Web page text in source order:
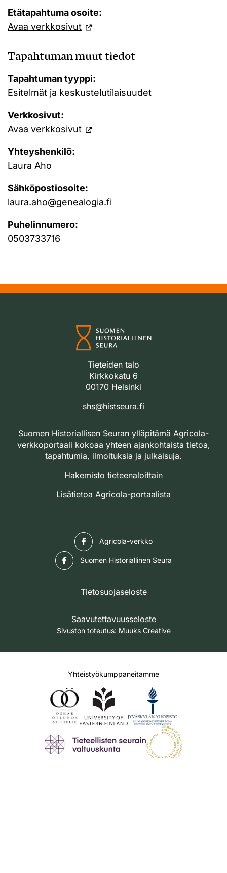
Etätapahtuma osoite:
Avaa verkkosivut
Tapahtuman muut tiedot
Tapahtuman tyyppi:
Esitelmät ja keskustelutilaisuudet
Verkkosivut:
Avaa verkkosivut
Yhteyshenkilö:
Laura Aho
Sähköpostiosoite:
laura.aho@genealogia.fi
Puhelinnumero:
0503733716
Tieteiden talo
Kirkkokatu 6
00170 Helsinki
shs@histseura.fi
Suomen Historiallisen Seuran ylläpitämä Agricola-
verkkoportaali kokoaa yhteen ajankohtaista tietoa,
tapahtumia, ilmoituksia ja julkaisuja.
Hakemisto tieteenaloittain
Lisätietoa Agricola-portaalista
Agricola-verkko
Suomen Historiallinen Seura
Tietosuojaseloste
Saavutettavuusseloste
Sivuston toteutus: Muuks Creative
Yhteistyökumppaneitamme